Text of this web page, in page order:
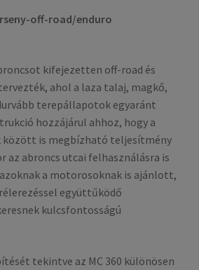
off-road/enduro
kifejezetten off-road és
ahol a laza talaj, magkő,
terepállapotok egyaránt
hozzájárul ahhoz, hogy a
között is megbízható teljesítmény
az abroncs utcai felhasználásra is
a motorosoknak is ajánlott,
együttűködő
kulcsfontosságú
tekintve az MC 360 különösen